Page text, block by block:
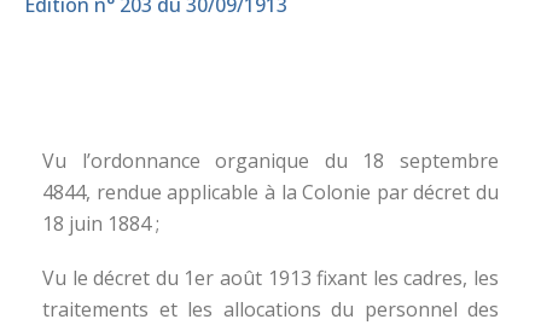
Vu l’ordonnance organique du 18 septembre
4844, rendue applicable à la Colonie par décret du
18 juin 1884 ;
Vu le décret du 1er août 1913 fixant les cadres, les
traitements et les allocations du personnel des